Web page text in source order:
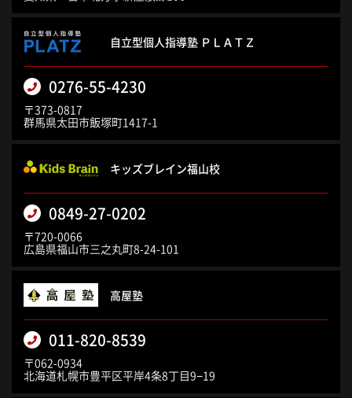
自立型個人指導塾 ＰＬＡＴＺ
0276-55-4230
〒373-0817
群馬県太田市飯塚町1417-1
キッズブレイン福山校
0849-27-0202
〒720-0066
広島県福山市三之丸町8-24-101
高屋塾
011-820-8539
〒062-0934
北海道札幌市豊平区平岸4条8丁目9−19